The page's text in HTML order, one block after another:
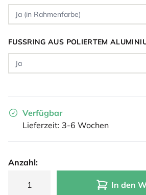
FUSSRING AUS POLIERTEM
Verfügbar
Lieferzeit: 3-6 Wochen
Anzahl:
In den